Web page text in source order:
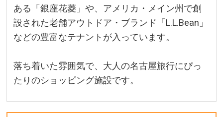
ある「銀座花菱」や、アメリカ・メイン州で創
設された老舗アウトドア・ブランド「L.L.Bean」
などの豊富なテナントが入っています。
落ち着いた雰囲気で、大人の名古屋旅行にぴっ
たりのショッピング施設です。